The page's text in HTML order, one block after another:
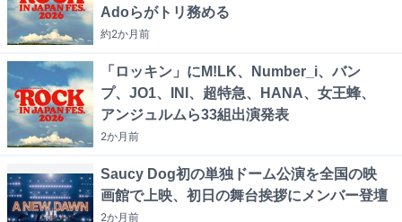
Adoらがトリ務める
約2か月前
「ロッキン」にM!LK、Number_i、バン
プ、JO1、INI、超特急、HANA、女王蜂、
アンジュルムら33組出演発表
2か月前
Saucy Dog初の単独ドーム公演を全国の映
画館で上映、初日の舞台挨拶にメンバー登壇
2か月前